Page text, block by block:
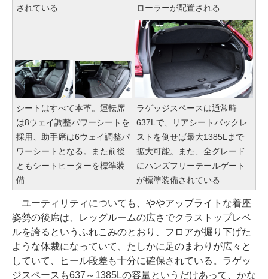
されている ローラーが配置される
シートはすべて本革。運転席
は8ウェイ調整パワーシートを
採用、助手席は6ウェイ調整パ
ワーシートとなる。また前後
ともシートヒーターを標準装
備
ラゲッジスペースは通常時
637Lで、リアシートバックレ
ストを倒せば最大1385Lまで
拡大可能。また、全グレード
にハンズフリーテールゲート
が標準装備されている
ユーティリティについても、ややアップライトな着座
姿勢の後席は、レッグルームの広さでクラストップレベ
ルを誇るというふれこみのとおり、フロアが掘り下げた
ような体裁になっていて、たしかに足のまわりが広々と
していて、ヒール段差も十分に確保されている。ラゲッ
ジスペースも637～1385Lの容量というだけあって、かな